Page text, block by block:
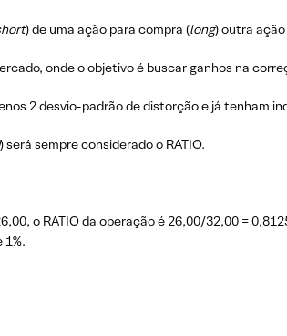
) de uma ação para compra (long) outra
onde o objetivo é buscar ganhos na
2 desvio-padrão de distorção e já tenham
) será sempre considerado o RATIO.
o RATIO da operação é 26,00/32,00 =